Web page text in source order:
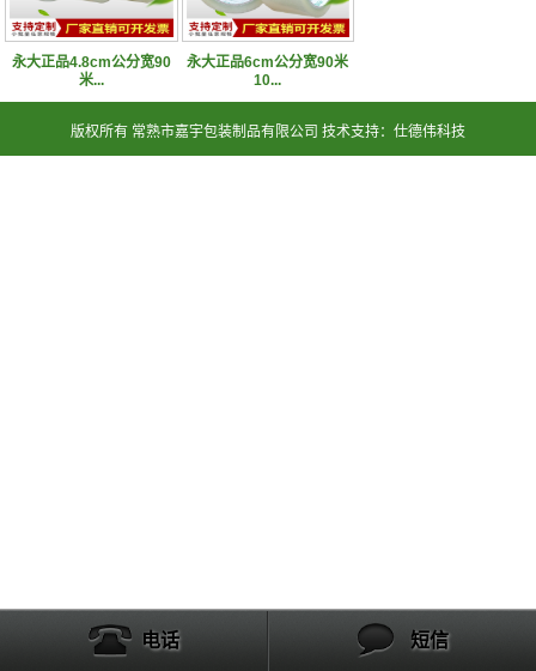
永大正品4.8cm公分宽90
米...
永大正品6cm公分宽90米
10...
版权所有 常熟市嘉宇包装制品有限公司 技术支持：仕德伟科技
电话 短信